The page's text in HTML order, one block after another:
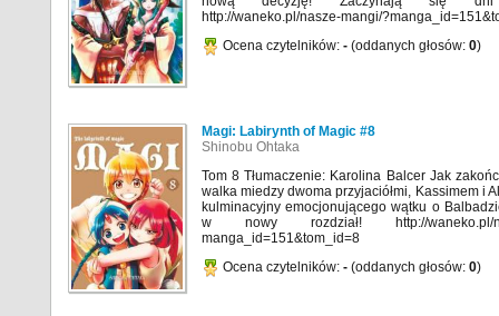
http://waneko.pl/nasze-mangi/
Ocena czytelników: - (oddanych głosów: 0)
Magi: Labirynth of Magic #8
Shinobu Ohtaka
Tom 8 Tłumaczenie: Karolina Balcer Jak
walka miedzy dwoma przyjaciółmi, Kassimem i
kulminacyjny emocjonującego wątku o
w nowy rozdział! http://waneko.pl/
manga_id=151&tom_id=8
Ocena czytelników: - (oddanych głosów: 0)